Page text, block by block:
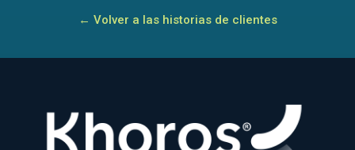
← Volver a las historias de clientes